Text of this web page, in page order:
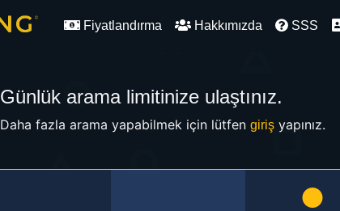
Fiyatlandırma Hakkımızda SSS
Günlük arama limitinize ulaştınız.
Daha fazla arama yapabilmek için lütfen girişyapınız.